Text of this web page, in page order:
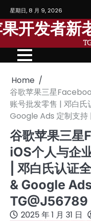
Skip
to
content
星期日, 8 月 9, 2026
开发者新
Home
谷歌苹果三星
账号批发零售 | 邓白
Google Ads 定制支
谷歌苹果三星
iOS个人与企
| 邓白氏认证
& Google
TG@J56789
2025 年 1 月 31 日